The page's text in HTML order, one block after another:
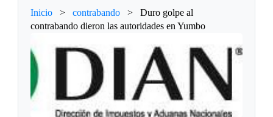
Inicio > contrabando >
Duro golpe al
contrabando dieron las autoridades en Yumbo